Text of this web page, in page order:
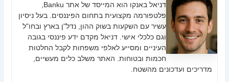
דניאל באנקו הוא המייסד של אתר Banku,
פלטפורמה מקצועית בתחום הפיננסים. בעל ניסיון
עשיר עם השקעות בשוק ההון, נדל"ן בארץ ובחו"ל
וגם כלכלי אישי. דניאל מקדם ידע פיננסי בגובה
העיניים ומסייע לאלפי משפחות לקבל החלטות
חכמות ובטוחות. האתר משלב כלים מעשיים,
מדריכים ועדכונים מהשטח.